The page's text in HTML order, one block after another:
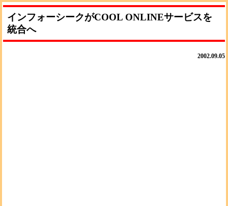
インフォーシークがCOOL ONLINEサービスを
統合へ
2002.09.05